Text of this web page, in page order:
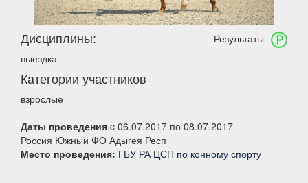
Результаты
Дисциплины:
выездка
Категории участников
взрослые
Даты проведения c 06.07.2017 по 08.07.2017
Россия Южный ФО Адыгея Респ
Место проведения: ГБУ РА ЦСП по конному спорту